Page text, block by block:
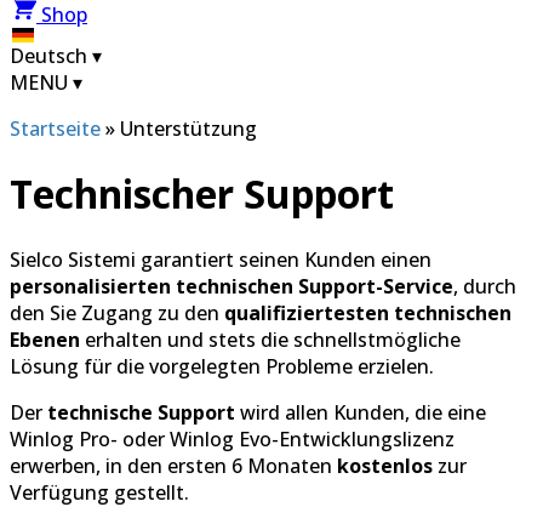
Shop
Deutsch ▾
MENU ▾
Startseite» Unterstützung
Technischer Support
Sielco Sistemi garantiert seinen Kunden einen
personalisierten technischen Support-Service, durch
den Sie Zugang zu den qualifiziertesten technischen
Ebenen erhalten und stets die schnellstmögliche
Lösung für die vorgelegten Probleme erzielen.
Der technische Support wird allen Kunden, die eine
Winlog Pro- oder Winlog Evo-Entwicklungslizenz
erwerben, in den ersten 6 Monaten kostenlos zur
Verfügung gestellt.